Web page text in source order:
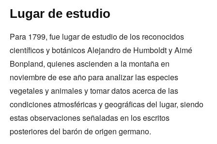
Lugar de estudio
Para 1799, fue lugar de estudio de los reconocidos
científicos y botánicos Alejandro de Humboldt y Aimé
Bonpland, quienes ascienden a la montaña en
noviembre de ese año para analizar las especies
vegetales y animales y tomar datos acerca de las
condiciones atmosféricas y geográficas del lugar, siendo
estas observaciones señaladas en los escritos
posteriores del barón de origen germano.